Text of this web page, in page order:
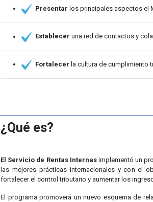
Presentar los principales aspectos el
Establecer una red de contactos y
Fortalecer la cultura de cumplimiento
¿Qué es?
El Servicio de Rentas Internasimplementó un
las mejores prácticas internacionales y con el
fortalecer el control tributario y aumentar los
El programa promoverá un nuevo esquema de